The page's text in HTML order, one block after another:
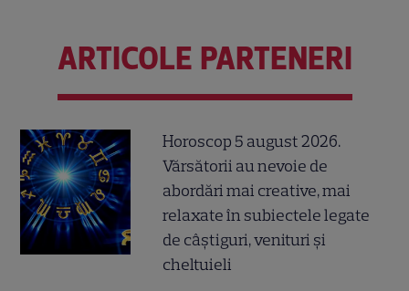
ARTICOLE PARTENERI
Horoscop 5 august 2026.
Vărsătorii au nevoie de
abordări mai creative, mai
relaxate în subiectele legate
de câștiguri, venituri și
cheltuieli